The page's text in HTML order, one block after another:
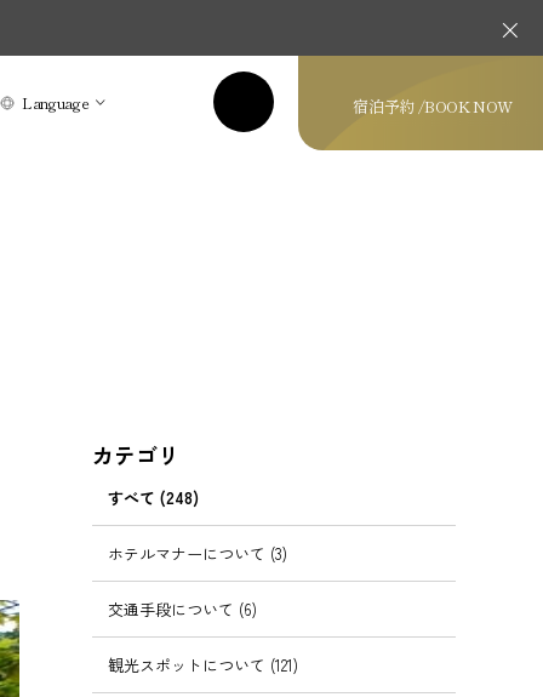
Language 宿泊予約 /BOOK NOW
カテゴリ
すべて (248)
ホテルマナーについて (3)
交通手段について (6)
観光スポットについて (121)